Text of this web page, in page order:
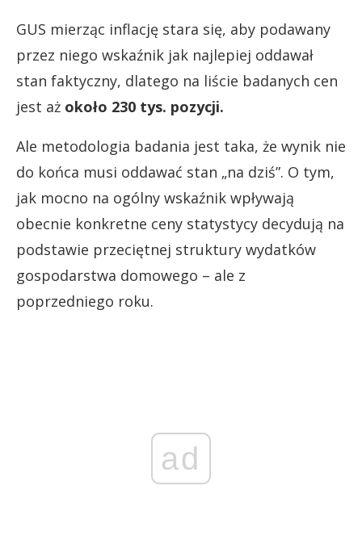
GUS mierząc inflację stara się, aby podawany
przez niego wskaźnik jak najlepiej oddawał
stan faktyczny, dlatego na liście badanych cen
jest aż około 230 tys. pozycji.
Ale metodologia badania jest taka, że wynik nie
do końca musi oddawać stan „na dziś”. O tym,
jak mocno na ogólny wskaźnik wpływają
obecnie konkretne ceny statystycy decydują na
podstawie przeciętnej struktury wydatków
gospodarstwa domowego – ale z
poprzedniego roku.
ad